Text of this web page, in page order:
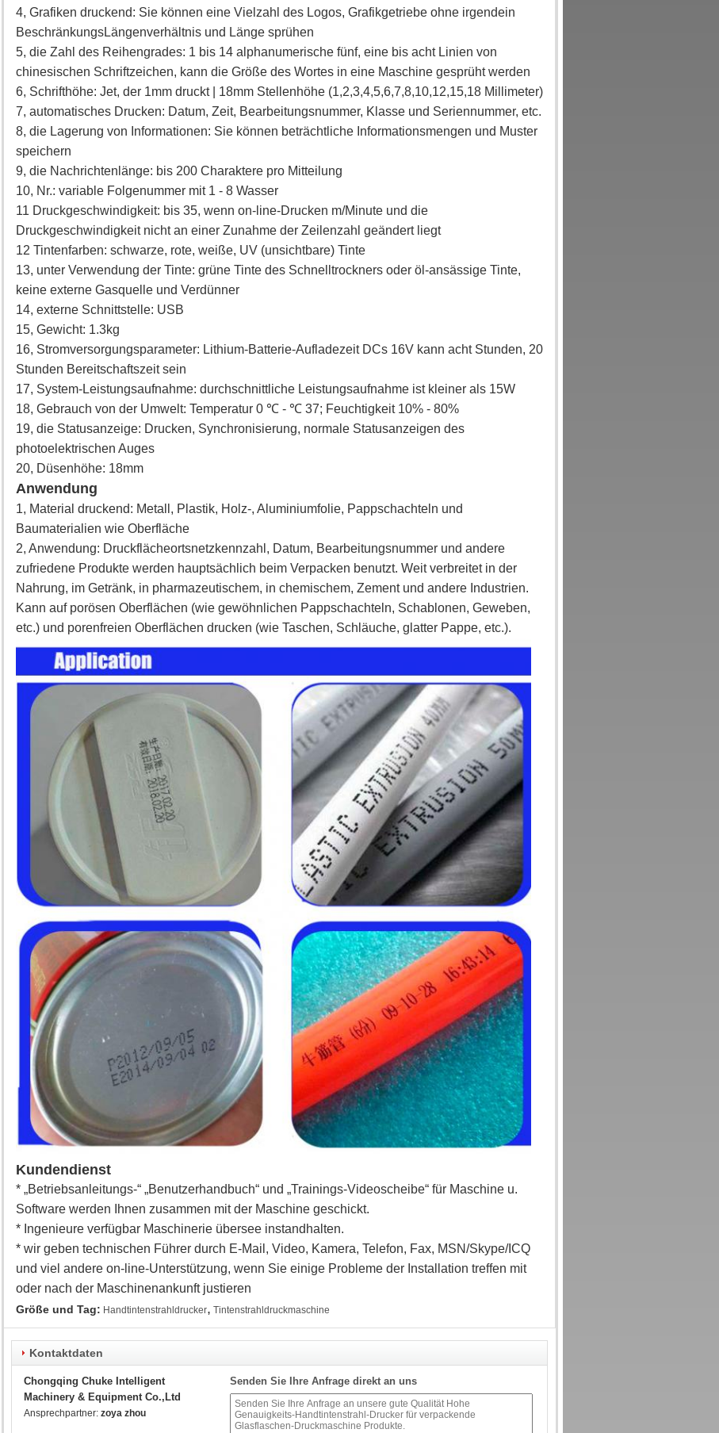
4, Grafiken druckend: Sie können eine Vielzahl des Logos, Grafikgetriebe ohne irgendein
BeschränkungsLängenverhältnis und Länge sprühen
5, die Zahl des Reihengrades: 1 bis 14 alphanumerische fünf, eine bis acht Linien von
chinesischen Schriftzeichen, kann die Größe des Wortes in eine Maschine gesprüht werden
6, Schrifthöhe: Jet, der 1mm druckt | 18mm Stellenhöhe (1,2,3,4,5,6,7,8,10,12,15,18 Millimeter)
7, automatisches Drucken: Datum, Zeit, Bearbeitungsnummer, Klasse und Seriennummer, etc.
8, die Lagerung von Informationen: Sie können beträchtliche Informationsmengen und Muster
speichern
9, die Nachrichtenlänge: bis 200 Charaktere pro Mitteilung
10, Nr.: variable Folgenummer mit 1 - 8 Wasser
11 Druckgeschwindigkeit: bis 35, wenn on-line-Drucken m/Minute und die
Druckgeschwindigkeit nicht an einer Zunahme der Zeilenzahl geändert liegt
12 Tintenfarben: schwarze, rote, weiße, UV (unsichtbare) Tinte
13, unter Verwendung der Tinte: grüne Tinte des Schnelltrockners oder öl-ansässige Tinte,
keine externe Gasquelle und Verdünner
14, externe Schnittstelle: USB
15, Gewicht: 1.3kg
16, Stromversorgungsparameter: Lithium-Batterie-Aufladezeit DCs 16V kann acht Stunden, 20
Stunden Bereitschaftszeit sein
17, System-Leistungsaufnahme: durchschnittliche Leistungsaufnahme ist kleiner als 15W
18, Gebrauch von der Umwelt: Temperatur 0 ℃ - ℃ 37; Feuchtigkeit 10% - 80%
19, die Statusanzeige: Drucken, Synchronisierung, normale Statusanzeigen des
photoelektrischen Auges
20, Düsenhöhe: 18mm
Anwendung
1, Material druckend: Metall, Plastik, Holz-, Aluminiumfolie, Pappschachteln und
Baumaterialien wie Oberfläche
2, Anwendung: Druckflächeortsnetzkennzahl, Datum, Bearbeitungsnummer und andere
zufriedene Produkte werden hauptsächlich beim Verpacken benutzt. Weit verbreitet in der
Nahrung, im Getränk, in pharmazeutischem, in chemischem, Zement und andere Industrien.
Kann auf porösen Oberflächen (wie gewöhnlichen Pappschachteln, Schablonen, Geweben,
etc.) und porenfreien Oberflächen drucken (wie Taschen, Schläuche, glatter Pappe, etc.).
Kundendienst
* „Betriebsanleitungs-“ „Benutzerhandbuch“ und „Trainings-Videoscheibe“ für Maschine u.
Software werden Ihnen zusammen mit der Maschine geschickt.
* Ingenieure verfügbar Maschinerie übersee instandhalten.
* wir geben technischen Führer durch E-Mail, Video, Kamera, Telefon, Fax, MSN/Skype/ICQ
und viel andere on-line-Unterstützung, wenn Sie einige Probleme der Installation treffen mit
oder nach der Maschinenankunft justieren
Größe und Tag: Handtintenstrahldrucker, Tintenstrahldruckmaschine
Kontaktdaten
Chongqing Chuke Intelligent
Machinery & Equipment Co.,Ltd
Ansprechpartner: zoya zhou
Senden Sie Ihre Anfrage direkt an uns